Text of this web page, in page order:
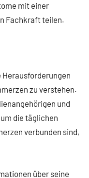
mit einer
Fachkraft teilen.
zu verstehen.
und
die täglichen
verbunden sind,
über seine